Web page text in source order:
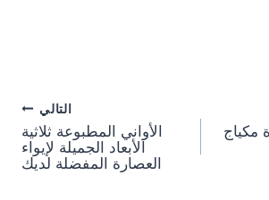
مكياج
التالي
الأواني المطبوعة ثلاثية
الأبعاد الجميلة لإيواء
العصارة المفضلة لديك